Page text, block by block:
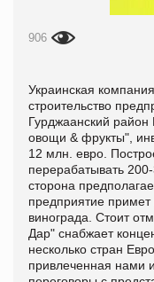
906
Украинская
строительство
Гурджаанский район
овощи & фрукты",
12 млн. евро.
перерабатывать
сторона
предприятие примет
винограда. Стоит
Дар" снабжает
несколько стран
привлеченная нами